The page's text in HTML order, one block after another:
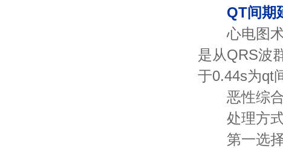
QT间期
心电图术
是从QRS波
于0.44s为qt
恶性综
处理方式
第一选择